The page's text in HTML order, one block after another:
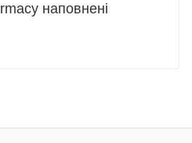
наповнені